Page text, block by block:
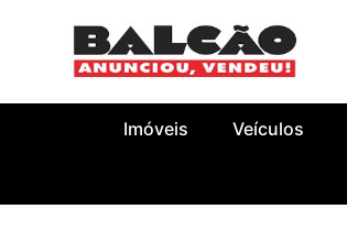
Imóveis Veículos